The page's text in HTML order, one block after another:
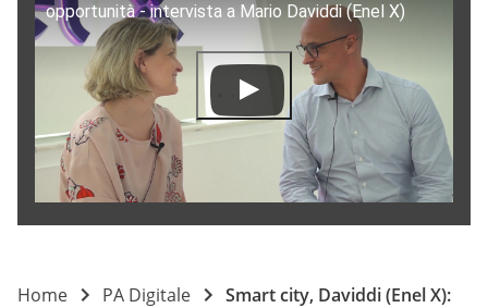
opportunità - intervista a Mario Daviddi (Enel X)
Home PA Digitale
Smart city, Daviddi (Enel X):